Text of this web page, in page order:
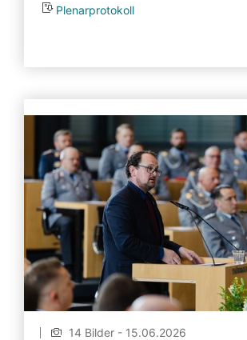
Plenarprotokoll
14 Bilder - 15.06.2026